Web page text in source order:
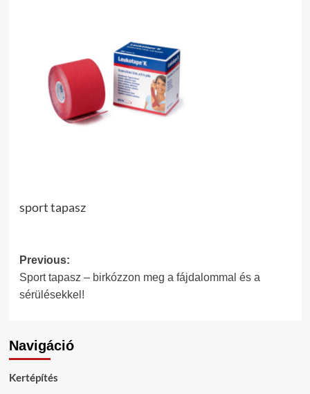
sport tapasz
Post
navigation
Previous:
Sport tapasz – birkózzon meg a fájdalommal és a
sérülésekkel!
Navigáció
Kertépítés